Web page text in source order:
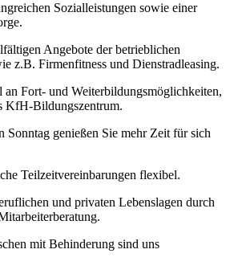
Sozialleistungen sowie einer
Angebote der betrieblichen
z.B. Firmenfitness und Dienstradleasing.
an Fort- und Weiterbildungsmöglichkeiten,
KfH-Bildungszentrum.
Sonntag genießen Sie mehr Zeit für sich
Teilzeitvereinbarungen flexibel.
und privaten Lebenslagen durch
mit Behinderung sind uns